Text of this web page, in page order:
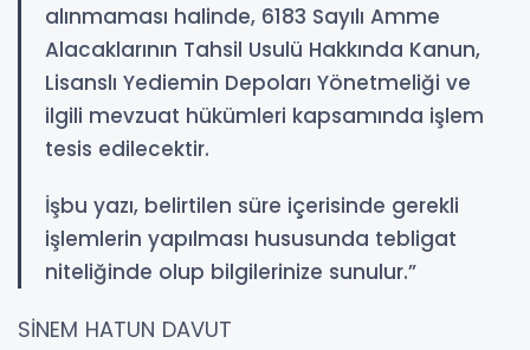
alınmaması halinde, 6183 Sayılı Amme
Alacaklarının Tahsil Usulü Hakkında Kanun,
Lisanslı Yediemin Depoları Yönetmeliği ve
ilgili mevzuat hükümleri kapsamında işlem
tesis edilecektir.
​İşbu yazı, belirtilen süre içerisinde gerekli
işlemlerin yapılması hususunda tebligat
niteliğinde olup bilgilerinize sunulur.”
​SİNEM HATUN DAVUT